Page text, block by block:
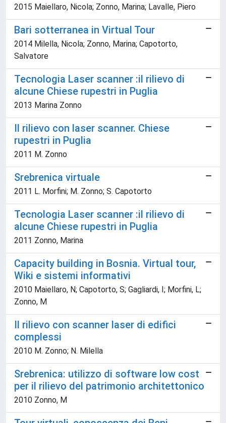
2015 Maiellaro, Nicola; Zonno, Marina; Lavalle, Piero
Bari sotterranea in Virtual Tour
2014 Milella, Nicola; Zonno, Marina; Capotorto,
Salvatore
Tecnologia Laser scanner :il rilievo di
alcune Chiese rupestri in Puglia
2013 Marina Zonno
Il rilievo con laser scanner. Chiese
rupestri in Puglia
2011 M. Zonno
Srebrenica virtuale
2011 L. Morfini; M. Zonno; S. Capotorto
Tecnologia Laser scanner :il rilievo di
alcune Chiese rupestri in Puglia
2011 Zonno, Marina
Capacity building in Bosnia. Virtual tour,
Wiki e sistemi informativi
2010 Maiellaro, N; Capotorto, S; Gagliardi, I; Morfini, L;
Zonno, M
Il rilievo con scanner laser di edifici
complessi
2010 M. Zonno; N. Milella
Srebrenica: utilizzo di software low cost
per il rilievo del patrimonio architettonico
2010 Zonno, M